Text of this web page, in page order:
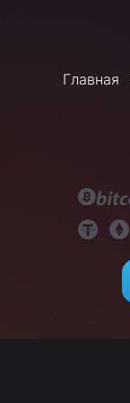
Главная